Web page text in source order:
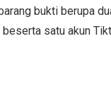
bukti berupa
satu akun